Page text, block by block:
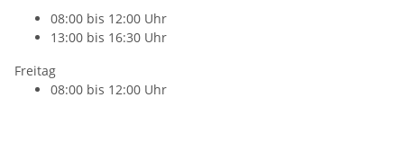
08:00 bis 12:00 Uhr
13:00 bis 16:30 Uhr
Freitag
08:00 bis 12:00 Uhr